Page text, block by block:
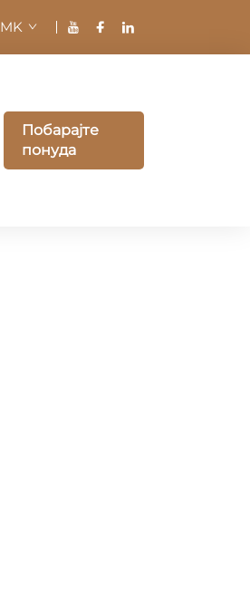
MK
Побарајте
понуда